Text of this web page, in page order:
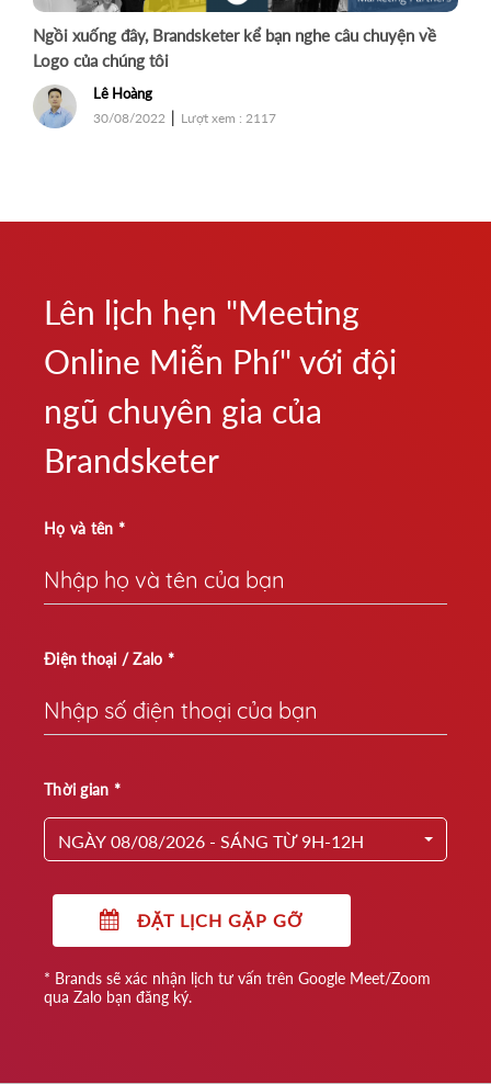
nghe câu chuyện về Từ nhân sự gửi : Đại gia đình to bự
Lên lịch hẹn "Meeting
Online Miễn Phí" với đội
ngũ chuyên gia của
Brandsketer
Họ và tên *
Điện thoại / Zalo *
Thời gian *
NGÀY 08/08/2026 - SÁNG TỪ 9H-12H
ĐẶT LỊCH GẶP GỠ
* Brands sẽ xác nhận lịch tư vấn trên Google Meet/Zoom
qua Zalo bạn đăng ký.